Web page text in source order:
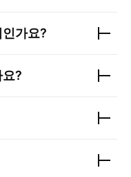
가요?
?